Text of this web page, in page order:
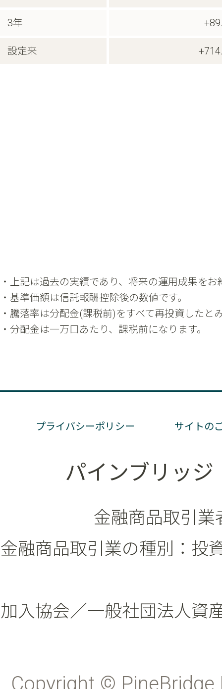
プライバシーポリシー サイトの
パインブリッ
金融商品取引
金融商品取引業の種別：投
加入協会／一般社団法人資
Copyright ©